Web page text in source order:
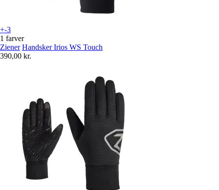
+-3
1 farver
Ziener Handsker Irios WS Touch
390,00 kr.